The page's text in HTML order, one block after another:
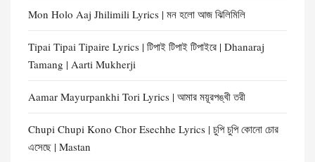
Mon Holo Aaj Jhilimili Lyrics | মন হলো আজ ঝিলিমিলি
Tipai Tipai Tipaire Lyrics | টিপাই টিপাই টিপাইরে | Dhanaraj
Tamang | Aarti Mukherji
Aamar Mayurpankhi Tori Lyrics | আমার ময়ূরপঙ্খী তরী
Chupi Chupi Kono Chor Esechhe Lyrics | চুপি চুপি কোনো চোর
এসেছে | Mastan